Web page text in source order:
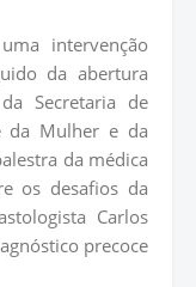
intervenção
da abertura
Secretaria de
da Mulher e da
da médica
os desafios da
Carlos
precoce